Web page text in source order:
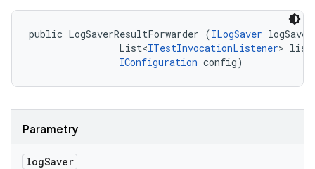
public LogSaverResultForwarder (ILogSaver
                List<
ITestInvocationListener>
IConfiguration config)
Parametry
logSaver